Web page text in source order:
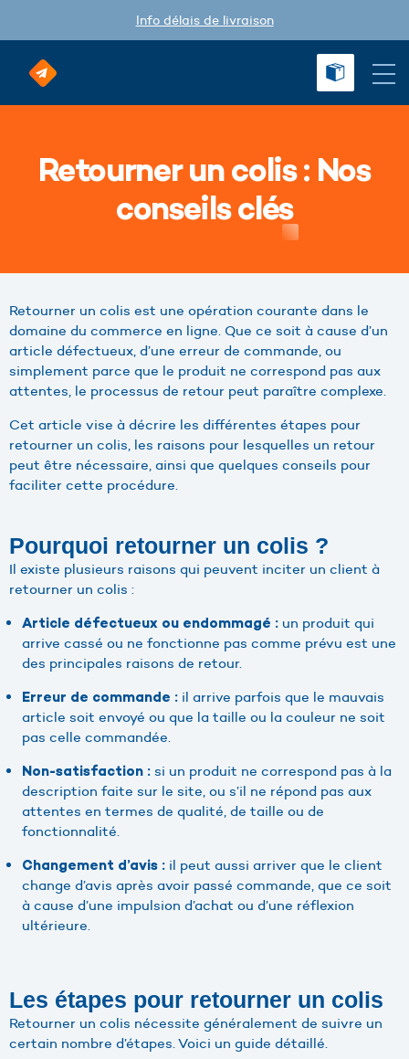
Info délais de livraison
Retourner un colis : Nos
conseils clés
Retourner un colis est une opération courante dans le
domaine du commerce en ligne. Que ce soit à cause d’un
article défectueux, d’une erreur de commande, ou
simplement parce que le produit ne correspond pas aux
attentes, le processus de retour peut paraître complexe.
Cet article vise à décrire les différentes étapes pour
retourner un colis, les raisons pour lesquelles un retour
peut être nécessaire, ainsi que quelques conseils pour
faciliter cette procédure.
Pourquoi retourner un colis ?
Il existe plusieurs raisons qui peuvent inciter un client à
retourner un colis :
Article défectueux ou endommagé : un produit qui
arrive cassé ou ne fonctionne pas comme prévu est une
des principales raisons de retour.
Erreur de commande : il arrive parfois que le mauvais
article soit envoyé ou que la taille ou la couleur ne soit
pas celle commandée.
Non-satisfaction : si un produit ne correspond pas à la
description faite sur le site, ou s’il ne répond pas aux
attentes en termes de qualité, de taille ou de
fonctionnalité.
Changement d’avis : il peut aussi arriver que le client
change d’avis après avoir passé commande, que ce soit
à cause d’une impulsion d’achat ou d’une réflexion
ultérieure.
Les étapes pour retourner un colis
Retourner un colis nécessite généralement de suivre un
certain nombre d’étapes. Voici un guide détaillé.